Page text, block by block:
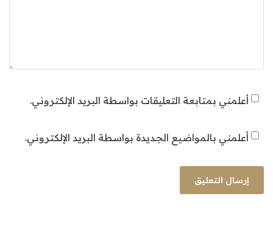
أعلمني بمتابعة التعليقات بواسطة البريد الإلكتروني.
أعلمني بالمواضيع الجديدة بواسطة البريد الإلكتروني.